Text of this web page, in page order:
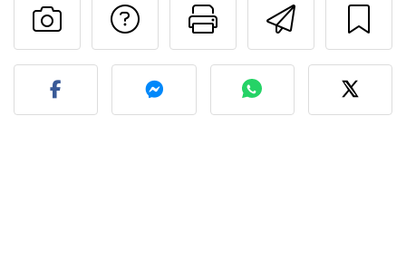
Imprima
Falar com o autor
Fez esta receita?